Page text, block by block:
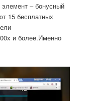
– бонусный
15 бесплатных
и более.Именно